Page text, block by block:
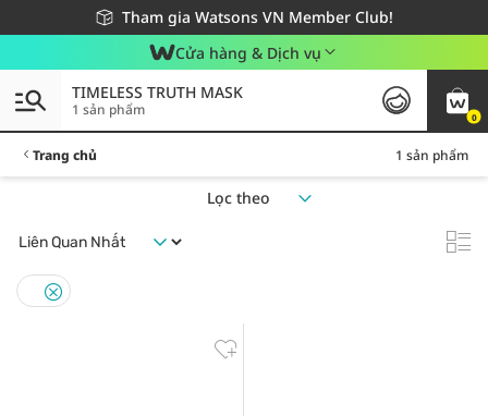
Tham gia Watsons VN Member Club!
Miễn phí giao hàng cho đơn hàng từ 249,000Đ
Giao hàng nhanh 24h - Áp dụng khu vực TP. Hồ Chí Minh
Cửa hàng & Dịch vụ
0
TIMELESS TRUTH MASK
1 sản phẩm
Trang chủ 1 sản phẩm
Lọc theo